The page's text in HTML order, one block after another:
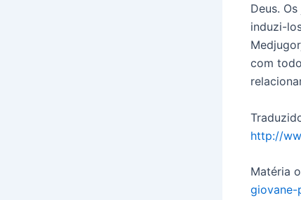
Deus.
induzi-
com
http://
Matéria
giovane-